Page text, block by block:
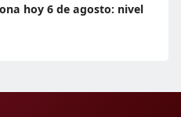
hoy 6 de agosto: nivel